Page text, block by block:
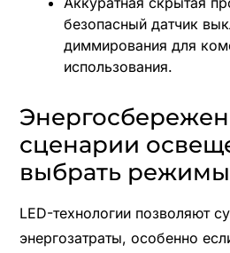
безопасный датчик
диммирования для
использования.
сценарии
выбрать режимы
LED-технологии позволяют
энергозатраты, особенно